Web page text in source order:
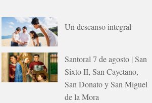
Un descanso integral
Santoral 7 de agosto | San
Sixto II, San Cayetano,
San Donato y San Miguel
de la Mora